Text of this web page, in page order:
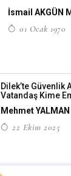
İsmail AKGÜN
01 Ocak 1970
Dilek’te Güvenlik
Vatandaş Kime
Mehmet YALMAN
22 Ekim 2025